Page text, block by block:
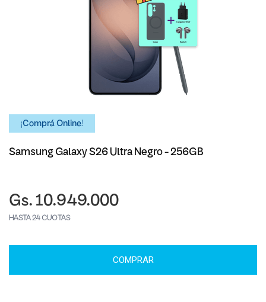
¡Comprá Online!
Samsung Galaxy S26 Ultra Negro - 256GB
Gs. 10.949.000
HASTA 24 CUOTAS
COMPRAR